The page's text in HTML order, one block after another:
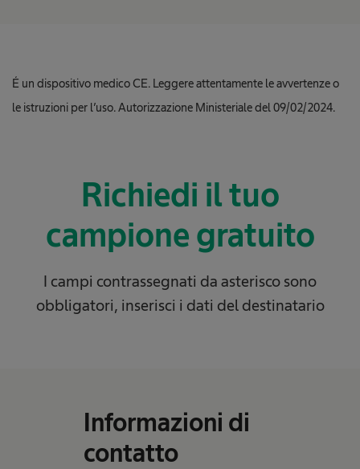
É un dispositivo medico CE. Leggere attentamente le avvertenze o
le istruzioni per l’uso. Autorizzazione Ministeriale del 09/02/2024.
Richiedi il tuo
campione gratuito
I campi contrassegnati da asterisco sono
obbligatori, inserisci i dati del destinatario
Informazioni di
contatto